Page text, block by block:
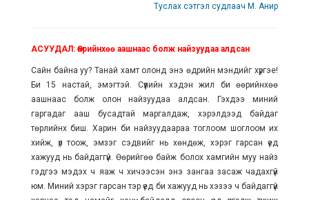
Туслах сэтгэл судлаач М. Анир
АСУУДАЛ: Өөрийнхөө аашнаас болж найзуудаа алдсан
Сайн байна уу? Танай хамт олонд энэ өдрийн мэндийг хүргэе!
Би 15 настай, эмэгтэй. Сүүлийн хэдэн жил би өөрийнхөө
аашнаас болж олон найзуудаа алдсан. Гэхдээ миний
гаргадаг ааш бусадтай маргалдаж, хэрэлдээд байдаг
төрлийнх биш. Харин би найзуудаараа тоглоом шоглоом их
хийж, үл тоож, эмзэг сэдвийг нь хөндөж, хэрэг гарсан үед
хажууд нь байдаггүй. Өөрийгөө байж болох хамгийн муу найз
гэдгээ мэдэх ч яаж ч хичээсэн энэ зангаа засаж чадахгүй
юм. Миний хэрэг гарсан тэр үед би хажууд нь хэзээ ч байдаггүй